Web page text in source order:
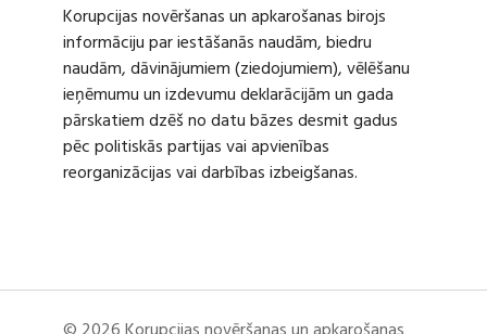
Korupcijas novēršanas un apkarošanas birojs
informāciju par iestāšanās naudām, biedru
naudām, dāvinājumiem (ziedojumiem), vēlēšanu
ieņēmumu un izdevumu deklarācijām un gada
pārskatiem dzēš no datu bāzes desmit gadus
pēc politiskās partijas vai apvienības
reorganizācijas vai darbības izbeigšanas.